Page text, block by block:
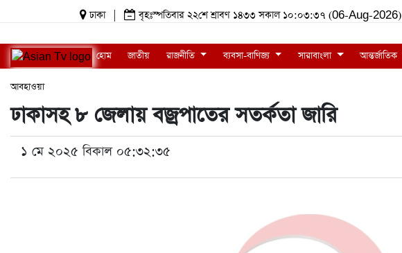
ঢাকা বৃহঃস্পতিবার ২২শে শ্রাবণ ১৪৩৩ সকাল ১০:০৩:৩৭ (06-Aug-2026)
হোম জাতীয় রাজনীতি ব্যবসা-বাণিজ্য সারাবাংলা আন্তর্জাতিক
আবহাওয়া
ঢাকাসহ ৮ জেলায় বজ্রপাতের সতর্কতা জারি
১ মে ২০২৫ বিকাল ০৫:৩২:৩৫